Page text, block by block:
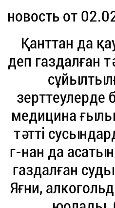
новость от
Қанттан да
деп газдалған
зерттеулерде
медицина
тәтті
г-нан да
газдалған
Яғни,